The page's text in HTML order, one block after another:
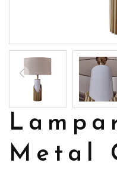
Metal